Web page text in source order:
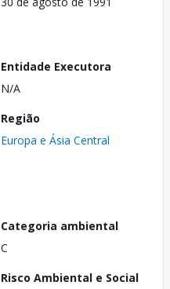
Entidade Executora
N/A
Região
Europa e Ásia Central
Categoria ambiental
C
Risco Ambiental e Social